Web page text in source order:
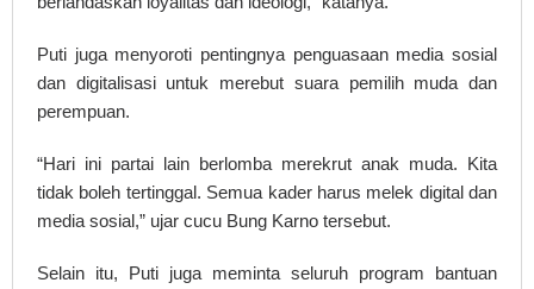
Puti juga menyoroti pentingnya penguasaan media sosial
dan digitalisasi untuk merebut suara pemilih muda dan
perempuan.
“Hari ini partai lain berlomba merekrut anak muda. Kita
tidak boleh tertinggal. Semua kader harus melek digital dan
media sosial,” ujar cucu Bung Karno tersebut.
Selain itu, Puti juga meminta seluruh program bantuan